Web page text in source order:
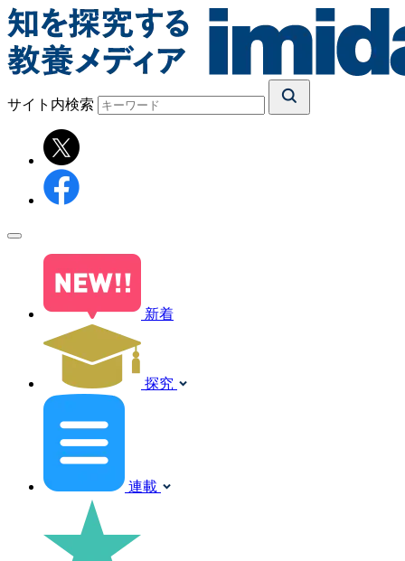
サイト内検索
新着
探究
連載